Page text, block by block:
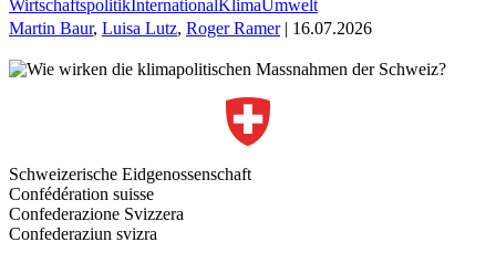
WirtschaftspolitikInternationalKlimaUmwelt
Martin Baur, Luisa Lutz, Roger Ramer| 16.07.2026
Schweizerische Eidgenossenschaft
Confédération suisse
Confederazione Svizzera
Confederaziun svizra